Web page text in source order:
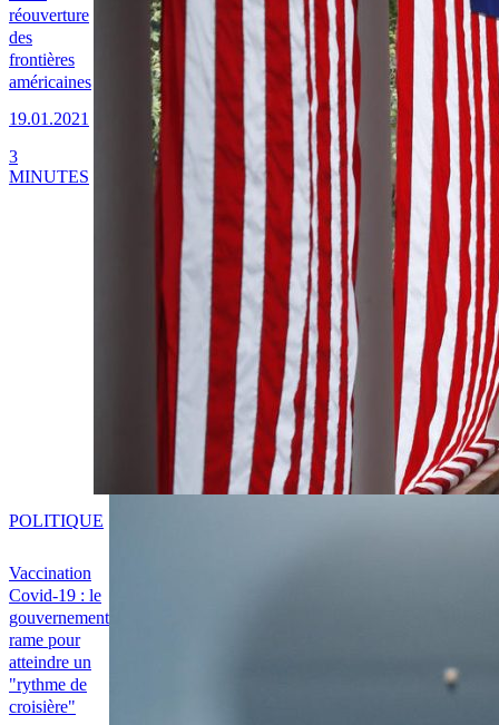
réouverture
des
frontières
américaines
19.01.2021
3
MINUTES
Vaccination
Covid-19 : le
gouvernement
rame pour
atteindre un
"rythme de
croisière"
POLITIQUE